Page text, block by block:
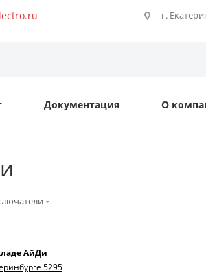
г.
Документация О
АйДи
5295